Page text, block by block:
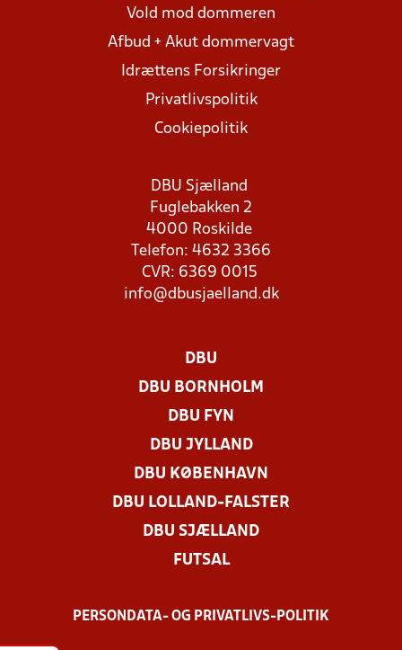
Vold mod dommeren
Afbud + Akut dommervagt
Idrættens Forsikringer
Privatlivspolitik
Cookiepolitik
DBU Sjælland
Fuglebakken 2
4000 Roskilde
Telefon: 4632 3366
CVR: 6369 0015
info@dbusjaelland.dk
DBU
DBU BORNHOLM
DBU FYN
DBU JYLLAND
DBU KØBENHAVN
DBU LOLLAND-FALSTER
DBU SJÆLLAND
FUTSAL
PERSONDATA- OG PRIVATLIVS-POLITIK